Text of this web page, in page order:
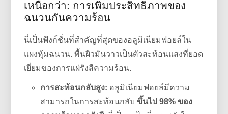
เหนือกว่า: การเพิ่มประสิทธิภาพของ
ฉนวนกันความร้อน
นี่เป็นฟังก์ชั่นที่สำคัญที่สุดของอลูมิเนียมฟอยล์ใน
แผงหุ้มฉนวน. พื้นผิวมันวาวเป็นตัวสะท้อนแสงที่ยอด
เยี่ยมของการแผ่รังสีความร้อน.
การสะท้อนกลับสูง: อลูมิเนียมฟอยล์มีความ
สามารถในการสะท้อนกลับขึ้นไป 98% ของ